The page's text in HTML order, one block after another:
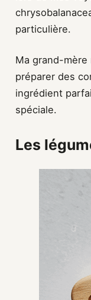
particulière.
Ma grand-mère
préparer des
ingrédient
spéciale.
Les